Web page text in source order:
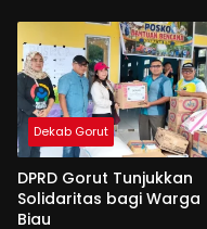
Dekab Gorut
DPRD Gorut Tunjukkan
Solidaritas bagi Warga
Biau